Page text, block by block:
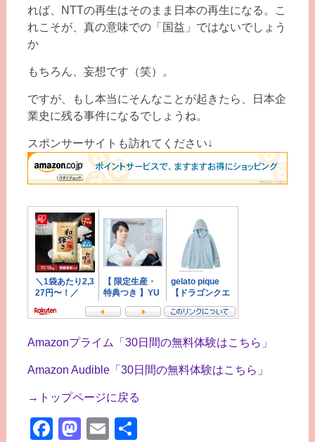
れば、NTTの再生はそのまま日本の再生になる。こ
れこそが、真の意味での「国益」ではないでしょう
か
もちろん、妄想です（笑）。
ですが、もし本当にそんなことが起きたら、日本企
業史に残る事件になるでしょうね。
スポンサーサイトも訪れてください↓
Amazonプライム「30日間の無料体験はこちら」
Amazon Audible「30日間の無料体験はこちら」
→トップページに戻る
Facebook
Mastodon
Email
共